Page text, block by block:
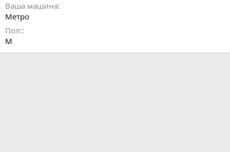
Ваша машина
Метро
Пол:
М